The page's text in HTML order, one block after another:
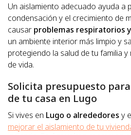
Un aislamiento adecuado ayuda a
condensación y el crecimiento de
causar problemas respiratorios
un ambiente interior más limpio y
protegiendo la salud de tu familia
de vida.
Solicita presupuesto
de tu casa en Lugo
Si vives en Lugo o alrededores y
mejorar el aislamiento de tu